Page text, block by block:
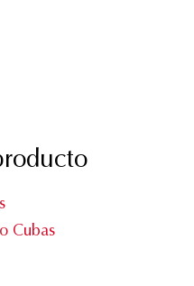
Cubas